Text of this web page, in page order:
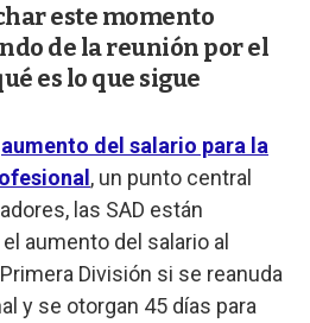
este momento
de la reunión por el
es lo que sigue
aumento del salario para la
, un punto central
las SAD están
aumento del salario al
División si se reanuda
y se otorgan 45 días para